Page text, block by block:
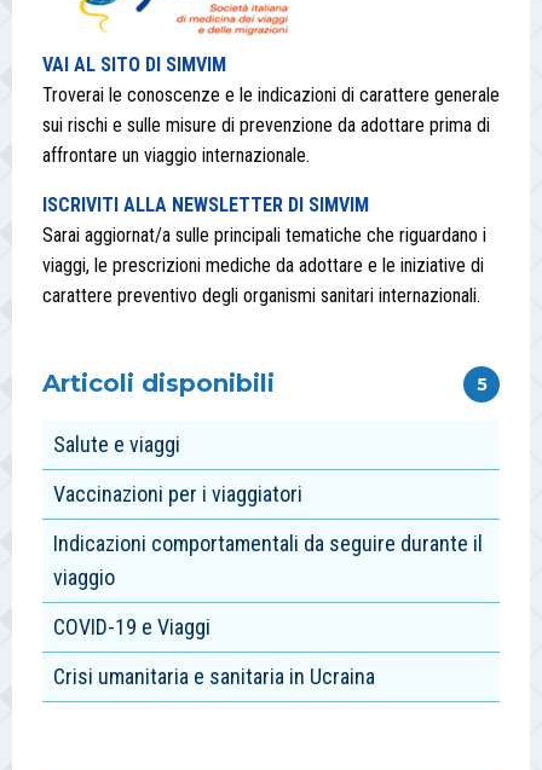
VAI AL SITO DI SIMVIM
Troverai le conoscenze e le indicazioni di carattere generale
sui rischi e sulle misure di prevenzione da adottare prima di
affrontare un viaggio internazionale.
ISCRIVITI ALLA NEWSLETTER DI SIMVIM
Sarai aggiornat/a sulle principali tematiche che riguardano i
viaggi, le prescrizioni mediche da adottare e le iniziative di
carattere preventivo degli organismi sanitari internazionali.
Articoli disponibili 5
Salute e viaggi
Vaccinazioni per i viaggiatori
Indicazioni comportamentali da seguire durante il
viaggio
COVID-19 e Viaggi
Crisi umanitaria e sanitaria in Ucraina